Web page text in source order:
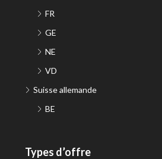
FR
GE
NE
VD
Suisse allemande
BE
Types d’offre